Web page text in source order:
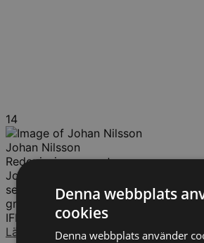
14
Johan Nilsson
Redovisningsexpert
Johan Nilsson har arbetat på
senior redovisningsexpert och
granskade att börsbolagens
IFRS....
Läs mer
Denna webbplats
cookies
Denna webbplats använder